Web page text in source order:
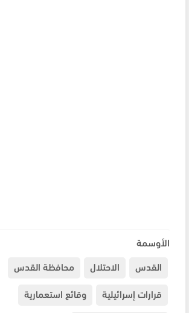
الأوسمة
القدس
الاحتلال
محافظة القدس
قرارات إسرائيلية
وقائع استعمارية